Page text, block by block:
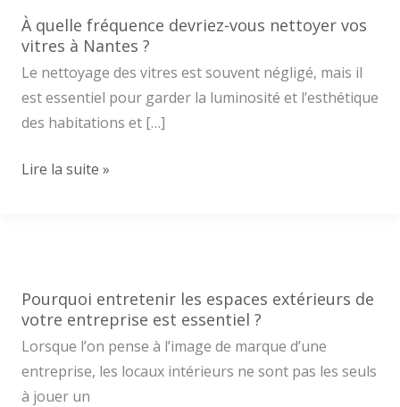
À quelle fréquence devriez-vous nettoyer vos
vitres à Nantes ?
Le nettoyage des vitres est souvent négligé, mais il
est essentiel pour garder la luminosité et l’esthétique
des habitations et […]
À
nettoyer
vos
vitres
à
Nantes
Lire la suite »
Pourquoi entretenir les espaces extérieurs de
votre entreprise est essentiel ?
Lorsque l’on pense à l’image de marque d’une
entreprise, les locaux intérieurs ne sont pas les seuls
à jouer un